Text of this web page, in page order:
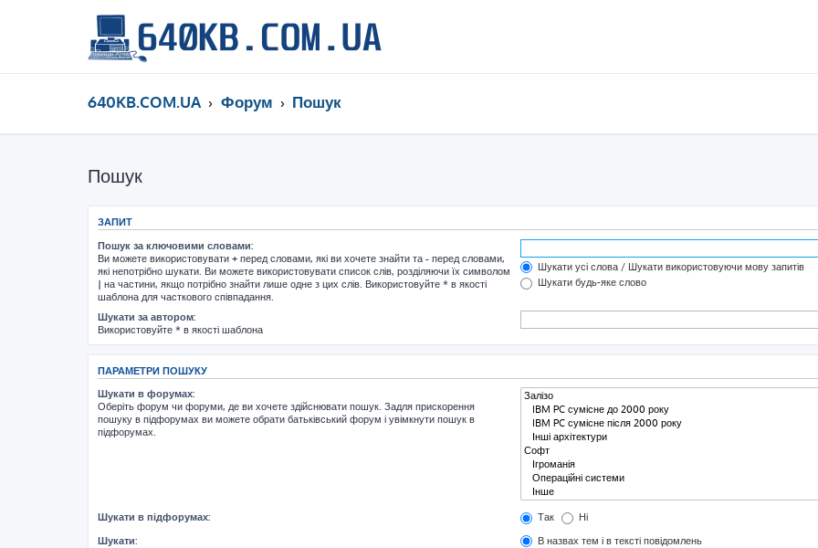
640KB.COM.UA Форум Пошук
Пошук
ЗАПИТ
Пошук за ключовими словами:
Ви можете використовувати + перед словами, які ви хочете знайти та - перед словами,
які непотрібно шукати. Ви можете використовувати список слів, розділяючи їх символом
| на частини, якщо потрібно знайти лише одне з цих слів. Використовуйте * в якості
шаблона для часткового співпадання.
Шукати усі слова / Шукати використовуючи мову запитів
Шукати будь-яке слово
Шукати за автором:
Використовуйте * в якості шаблона
ПАРАМЕТРИ ПОШУКУ
Шукати в форумах:
Оберіть форум чи форуми, де ви хочете здійснювати пошук. Задля прискорення
пошуку в підфорумах ви можете обрати батьківський форум і увімкнути пошук в
підфорумах.
Шукати в підфорумах: Так
Ні
Шукати:
В назвах тем і в тексті повідомлень